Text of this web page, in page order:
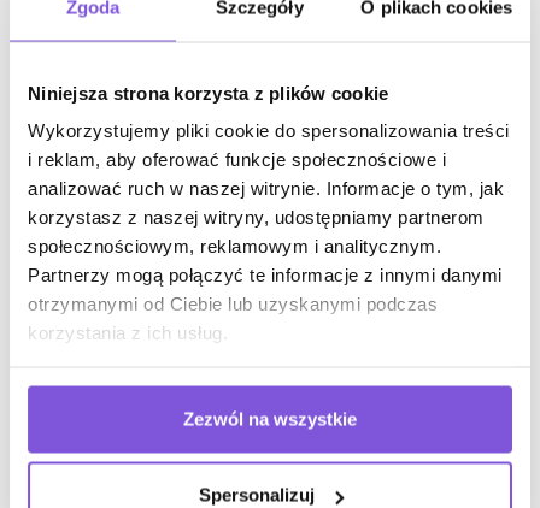
Zgoda Szczegóły O plikach cookies
Niniejsza strona korzysta z plików cookie
Wykorzystujemy pliki cookie do spersonalizowania treści
i reklam, aby oferować funkcje społecznościowe i
analizować ruch w naszej witrynie. Informacje o tym, jak
korzystasz z naszej witryny, udostępniamy partnerom
społecznościowym, reklamowym i analitycznym.
Partnerzy mogą połączyć te informacje z innymi danymi
otrzymanymi od Ciebie lub uzyskanymi podczas
korzystania z ich usług.
Zezwól na wszystkie
Spersonalizuj
konferencyjnej.
Praktyczne stoły
konferencyjne
Najważniejszym meblem sali konferencyjnej jest
stół, przy którym często zapadają ważne
konferencyjnychto wygodne i funkcjonalne
rozwiązania oraz możliwość stworzenia ciekawych
aranżacji.
Oferujemy elastyczne rozwiązania: stoły